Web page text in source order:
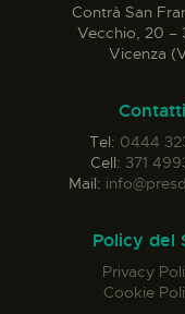
Contrà San
Vecchio, 20 –
Vicenza
Contatti
Tel: 0444
Cell: 371
Mail:
Policy del
Privacy
Cookie